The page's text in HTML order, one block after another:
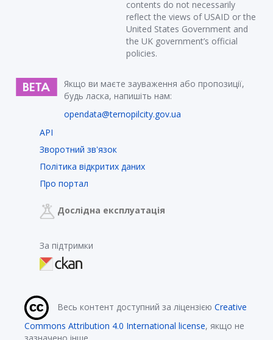
contents do not necessarily
reflect the views of USAID or the
United States Government and
the UK government’s official
policies.
Якщо ви маєте зауваження або пропозиції,
будь ласка, напишіть нам:
opendata@ternopilcity.gov.ua
API
Зворотний зв'язок
Політика відкритих даних
Про портал
Дослідна експлуатація
За підтримки
Весь контент доступний за ліцензією Creative
Commons Attribution 4.0 International license, якщо не